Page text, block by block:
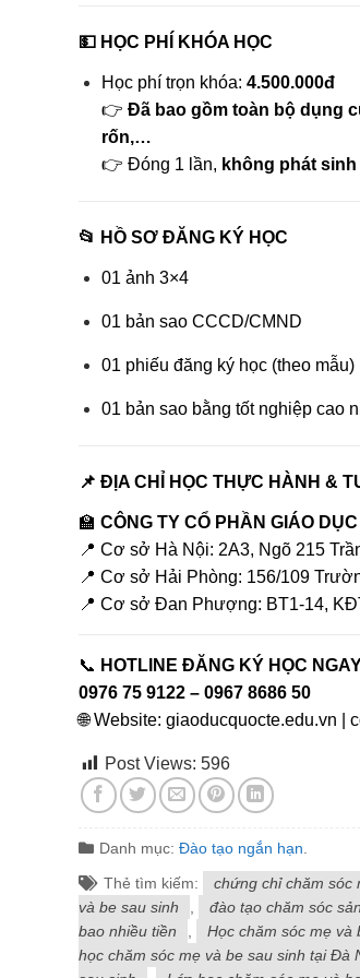
💵 HỌC PHÍ KHÓA HỌC
Học phí trọn khóa: 4.500.000đ
👉 Đã bao gồm toàn bộ dụng
rốn,…
👉 Đóng 1 lần, không phát
📂 HỒ SƠ ĐĂNG KÝ HỌC
01 ảnh 3×4
01 bản sao CCCD/CMND
01 phiếu đăng ký học (theo mẫu)
01 bản sao bằng tốt nghiệp cao
📌 ĐỊA CHỈ HỌC THỰC HÀNH &
🏫 CÔNG TY CỔ PHẦN GIÁO
📍 Cơ sở Hà Nội: 2A3, Ngõ 215
📍 Cơ sở Hải Phòng: 156/109
📍 Cơ sở Đan Phượng: BT1-14,
📞 HOTLINE ĐĂNG KÝ HỌC
0976 75 9122 – 0967 8686 50
🌐 Website: giaoducquocte.edu.vn
Post Views: 596
Danh mục: Đào tạo ngắn hạn
Thẻ tìm kiếm:
chứng chỉ chăm sóc
và be sau sinh
đào tạo chăm sóc
bao nhiều tiền
Học chăm sóc mẹ và
học chăm sóc mẹ và be sau sinh tại Đà